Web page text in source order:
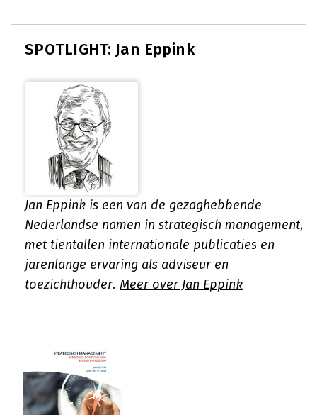
SPOTLIGHT: Jan Eppink
Jan Eppink is een van de gezaghebbende
Nederlandse namen in strategisch management,
met tientallen internationale publicaties en
jarenlange ervaring als adviseur en
toezichthouder. Meer over Jan Eppink